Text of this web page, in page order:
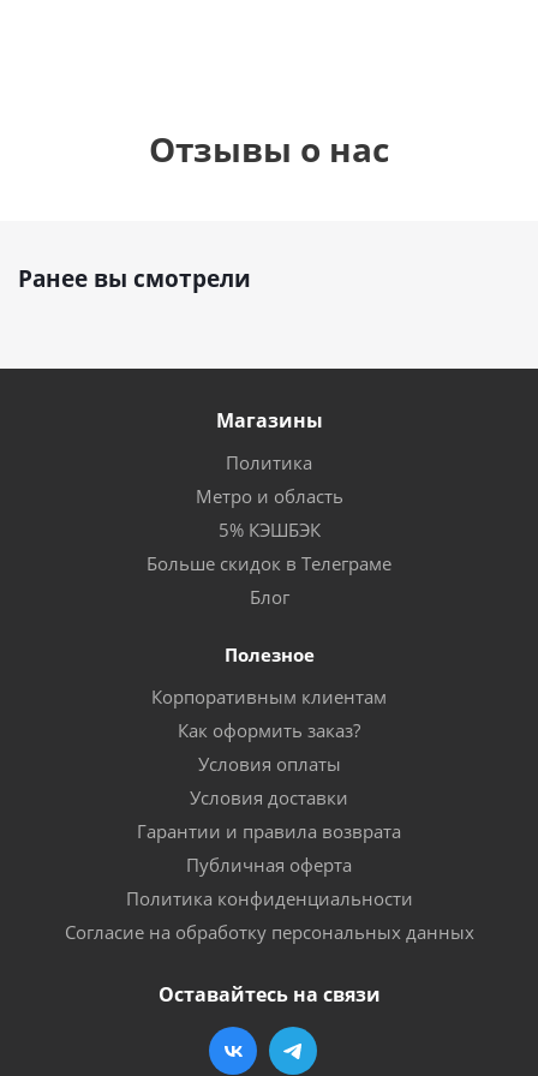
Отзывы о нас
Ранее вы смотрели
Магазины
Политика
Метро и область
5% КЭШБЭК
Больше скидок в Телеграме
Блог
Полезное
Корпоративным клиентам
Как оформить заказ?
Условия оплаты
Условия доставки
Гарантии и правила возврата
Публичная оферта
Политика конфиденциальности
Согласие на обработку персональных данных
Оставайтесь на связи